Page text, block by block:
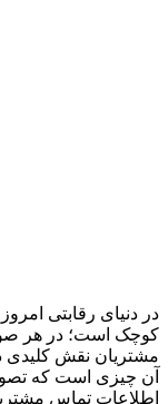
در دنیای رقابتی
کوچک است؛ در هر
آن چیزی است که
اطلاعات تماس